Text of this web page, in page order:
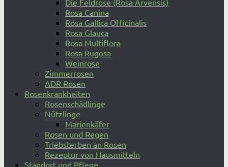
Die Feldrose (Rosa Arvensis)
Rosa Canina
Rosa Gallica Officinalis
Rosa Glauca
Rosa Multiflora
Rosa Rugosa
Weinrose
Zimmerrosen
ADR Rosen
Rosenkrankheiten
Rosenschädlinge
Nützlinge
Marienkäfer
Rosen und Regen
Triebsterben an Rosen
Rezeptur von Hausmitteln
Standort und Pflege